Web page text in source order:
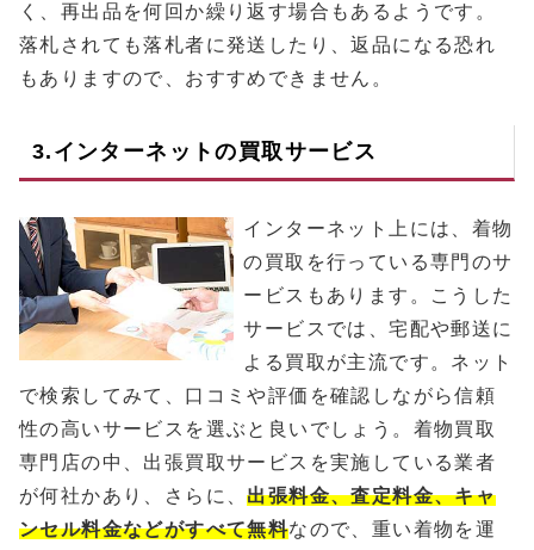
く、再出品を何回か繰り返す場合もあるようです。
落札されても落札者に発送したり、返品になる恐れ
もありますので、おすすめできません。
3.インターネットの買取サービス
インターネット上には、着物
の買取を行っている専門のサ
ービスもあります。こうした
サービスでは、宅配や郵送に
よる買取が主流です。ネット
で検索してみて、口コミや評価を確認しながら信頼
性の高いサービスを選ぶと良いでしょう。着物買取
専門店の中、出張買取サービスを実施している業者
が何社かあり、さらに、出張料金、査定料金、キャ
ンセル料金などがすべて無料なので、重い着物を運